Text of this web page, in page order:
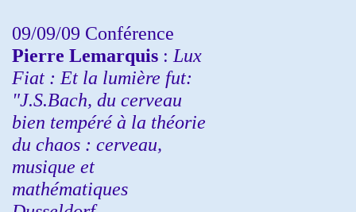
09/09/09 Conférence
Pierre Lemarquis : Lux
Fiat : Et la lumière fut:
"J.S.Bach, du cerveau
bien tempéré à la théorie
du chaos : cerveau,
musique et
mathématiques